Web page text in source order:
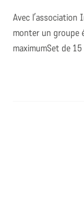
Avec l’association
monter un groupe
maximumSet de